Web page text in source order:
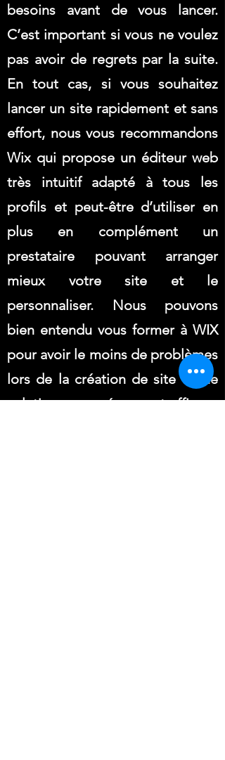
besoins avant de vous lancer.
C’est important si vous ne voulez
pas avoir de regrets par la suite.
En tout cas, si vous souhaitez
lancer un site rapidement et sans
effort, nous vous recommandons
Wix qui propose un éditeur web
très intuitif adapté à tous les
profils et peut-être d’utiliser en
plus en complément un
prestataire pouvant arranger
mieux votre site et le
personnaliser. Nous pouvons
bien entendu vous former à WIX
pour avoir le moins de problèmes
lors de la création de site - Une
solution peu onéreuse et efficace